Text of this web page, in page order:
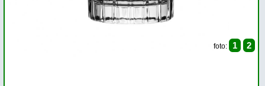
foto: 1 2